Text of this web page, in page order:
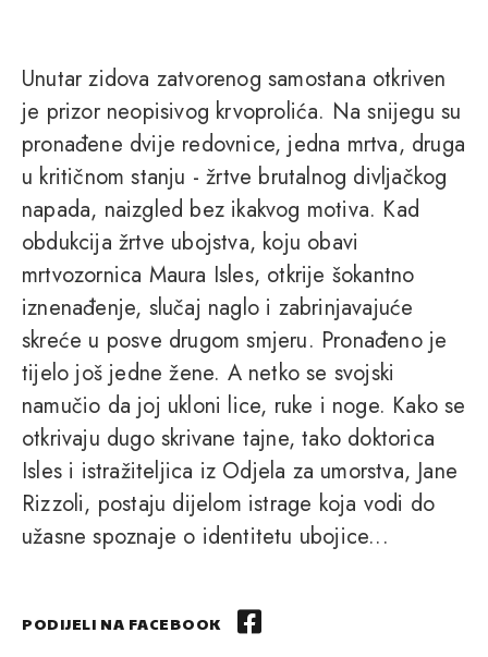
Unutar zidova zatvorenog samostana otkriven
je prizor neopisivog krvoprolića. Na snijegu su
pronađene dvije redovnice, jedna mrtva, druga
u kritičnom stanju - žrtve brutalnog divljačkog
napada, naizgled bez ikakvog motiva. Kad
obdukcija žrtve ubojstva, koju obavi
mrtvozornica Maura Isles, otkrije šokantno
iznenađenje, slučaj naglo i zabrinjavajuće
skreće u posve drugom smjeru. Pronađeno je
tijelo još jedne žene. A netko se svojski
namučio da joj ukloni lice, ruke i noge. Kako se
otkrivaju dugo skrivane tajne, tako doktorica
Isles i istražiteljica iz Odjela za umorstva, Jane
Rizzoli, postaju dijelom istrage koja vodi do
užasne spoznaje o identitetu ubojice...
PODIJELI NA FACEBOOK